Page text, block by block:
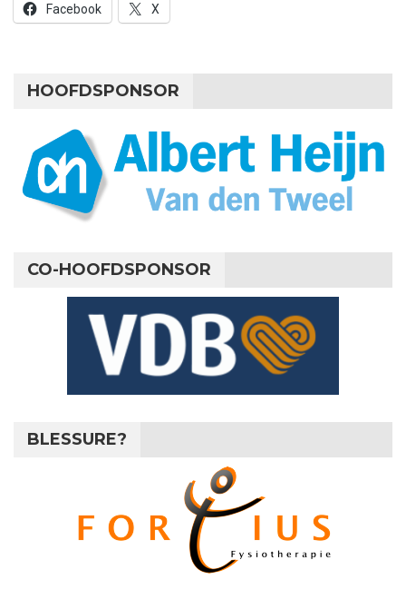
Facebook X
HOOFDSPONSOR
CO-HOOFDSPONSOR
BLESSURE?